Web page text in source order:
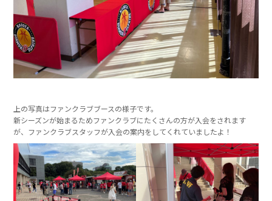
上の写真はファンクラブブースの様子です。
新シーズンが始まるためファンクラブにたくさんの方が入会をされます
が、ファンクラブスタッフが入会の案内をしてくれていましたよ！